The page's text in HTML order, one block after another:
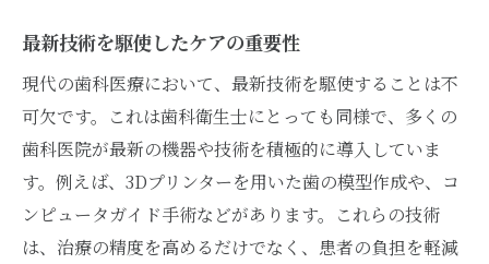
と経験
基礎技術の習得と実践
コミュニケーションスキルの向上
インプラントや矯正の知識を深める
継続教育と資格取得の重要性
外国語能力の必要性
最新技術を駆使したケアの重要性
現代の歯科医療において、最新技術を駆使することは不
可欠です。これは歯科衛生士にとっても同様で、多くの
歯科医院が最新の機器や技術を積極的に導入していま
す。例えば、3Dプリンターを用いた歯の模型作成や、コ
ンピュータガイド手術などがあります。これらの技術
は、治療の精度を高めるだけでなく、患者の負担を軽減